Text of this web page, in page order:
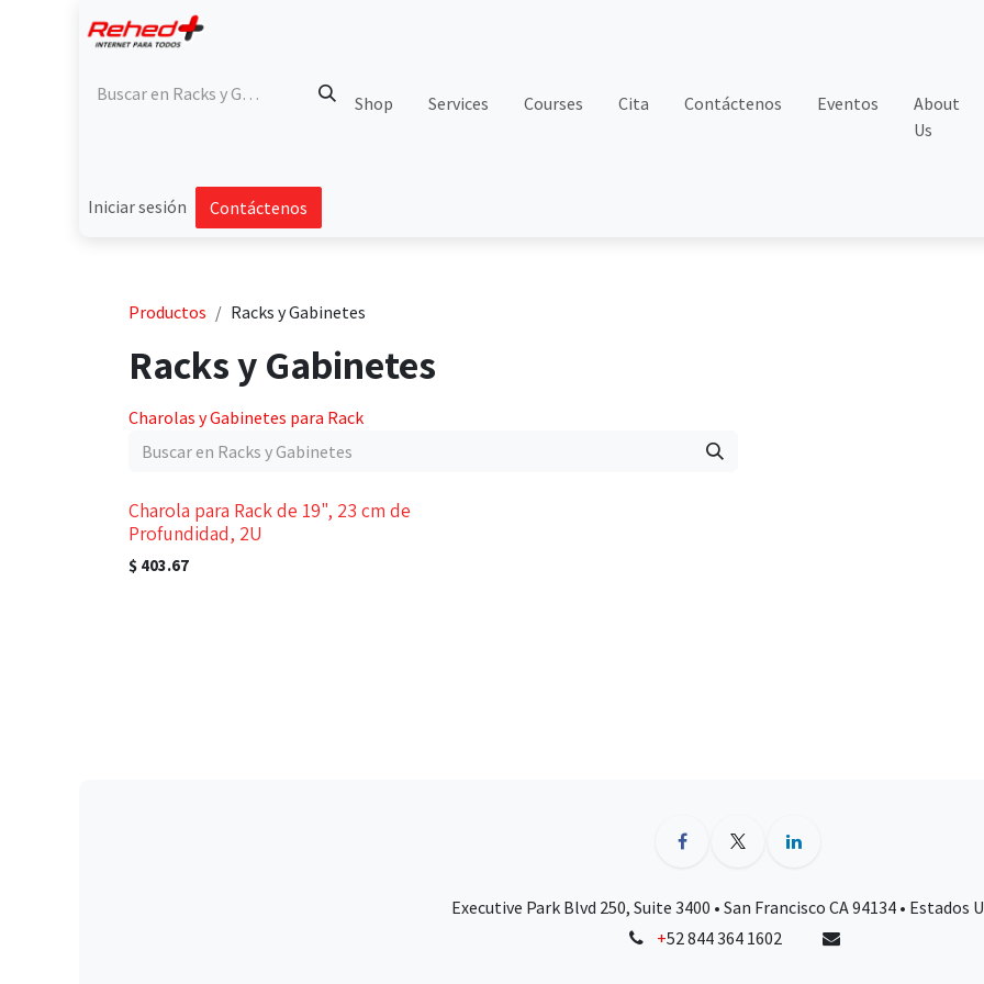
Shop Services Courses Cita Contáctenos Eventos
About
Us
Iniciar sesión Contáctenos
Productos Racks y Gabinetes
Racks y Gabinetes
Charolas y Gabinetes para Rack
Charola para Rack de 19", 23 cm de
Profundidad, 2U
$ 403.67
Executive Park Blvd 250, Suite 3400 • San Francisco CA 94134 • Estados
+52 844 364 1602